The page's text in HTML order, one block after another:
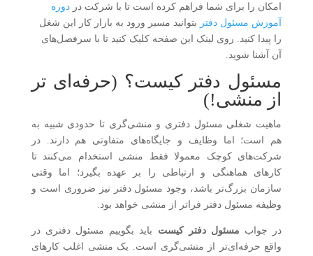
امکان را برای شما فراهم کرده است تا با شرکت در دوره
آموزش مسئول دفتر بتوانید مسیر ورود به بازار کار این شغل
را پیدا کنید. روی لینک این صفحه کلیک کنید تا با سرفصل‌های
آن آشنا شوید.
مسئول دفتر کیست؟ (حرفه‌ای تر
از منشی!)
ماهیت شغلی مسئول دفتری و منشی‌گری تا حدودی شبیه به
هم است؛ اما وظایف و جایگاه‌های متفاوتی هم دارند. در
شرکت‌های کوچک معمولا فقط منشی استخدام می‌کنند تا
کارهای هماهنگی و ارتباطی را بر عهده بگیرد؛ اما وقتی
سازمان بزرگ‌تر باشد، وجود مسئول دفتر نیز ضروری است و
وظیفه مسئول دفتر فراتر از منشی خواهد بود.
در جواب مسئول دفتر کیست باید بگوییم مسئول دفتری در
واقع حرفه‌ای‌تر از منشی‌گری است. یک منشی اغلب کارهای